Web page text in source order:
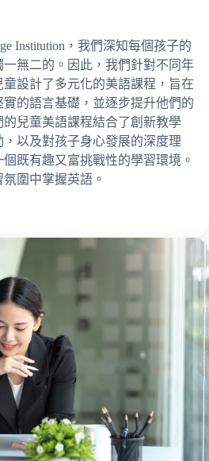
Institution，我們深知每個孩子的
無二的。因此，我們針對不同年
設計了多元化的美語課程，旨在
的語言基礎，並逐步提升他們的
兒童美語課程結合了創新教學
以及對孩子身心發展的深度理
既有趣又富挑戰性的學習環境。
圍中掌握英語。